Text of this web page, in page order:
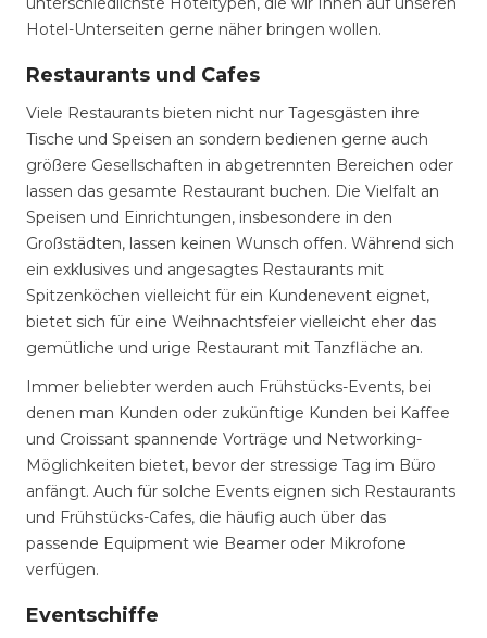
Hotel-Unterseiten gerne näher bringen wollen.
Restaurants und Cafes
Viele Restaurants bieten nicht nur Tagesgästen ihre
Tische und Speisen an sondern bedienen gerne auch
größere Gesellschaften in abgetrennten Bereichen oder
lassen das gesamte Restaurant buchen. Die Vielfalt an
Speisen und Einrichtungen, insbesondere in den
Großstädten, lassen keinen Wunsch offen. Während sich
ein exklusives und angesagtes Restaurants mit
Spitzenköchen vielleicht für ein Kundenevent eignet,
bietet sich für eine Weihnachtsfeier vielleicht eher das
gemütliche und urige Restaurant mit Tanzfläche an.
Immer beliebter werden auch Frühstücks-Events, bei
denen man Kunden oder zukünftige Kunden bei Kaffee
und Croissant spannende Vorträge und Networking-
Möglichkeiten bietet, bevor der stressige Tag im Büro
anfängt. Auch für solche Events eignen sich Restaurants
und Frühstücks-Cafes, die häufig auch über das
passende Equipment wie Beamer oder Mikrofone
verfügen.
Eventschiffe